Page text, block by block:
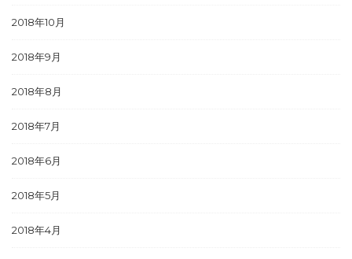
2018年10月
2018年9月
2018年8月
2018年7月
2018年6月
2018年5月
2018年4月